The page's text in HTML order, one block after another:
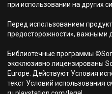
при использовании на других
Перед использованием
предосторожности», важными
Библиотечные программы
эксклюзивно лицензированы
Europe. Действуют Условия
текст Условий использования